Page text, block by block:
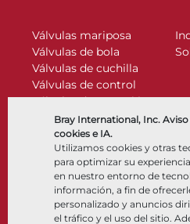
Bray International, Inc.
cookies e IA.
Utilizamos cookies y otras
para optimizar su
en nuestro entorno de
información, a fin de
personalizado y anuncios
el tráfico y el uso del sitio.
Válvulas mariposa
Válvulas de bola
Válvulas de cuchilla
Válvulas de control
Válvulas de retención
Actuadores
Accesorios de control
Criogénico
Compañía
Nosotros